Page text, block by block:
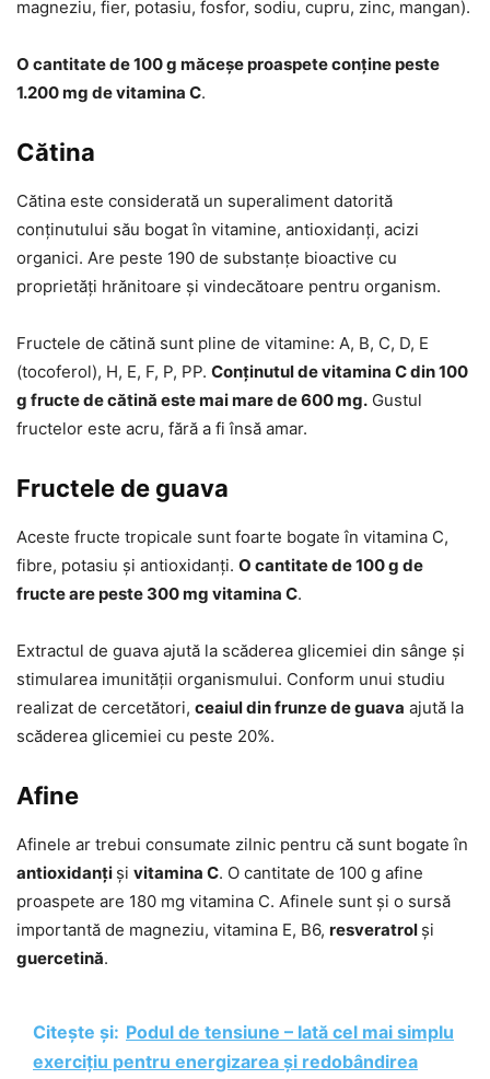
magneziu, fier, potasiu, fosfor, sodiu, cupru, zinc, mangan).
O cantitate de 100 g măceșe proaspete conține peste
1.200 mg de vitamina C.
Cătina
Cătina este considerată un superaliment datorită
conținutului său bogat în vitamine, antioxidanți, acizi
organici. Are peste 190 de substanțe bioactive cu
proprietăți hrănitoare și vindecătoare pentru organism.
Fructele de cătină sunt pline de vitamine: A, B, C, D, E
(tocoferol), H, E, F, P, PP. Conținutul de vitamina C din 100
g fructe de cătină este mai mare de 600 mg. Gustul
fructelor este acru, fără a fi însă amar.
Fructele de guava
Aceste fructe tropicale sunt foarte bogate în vitamina C,
fibre, potasiu și antioxidanți. O cantitate de 100 g de
fructe are peste 300 mg vitamina C.
Extractul de guava ajută la scăderea glicemiei din sânge și
stimularea imunității organismului. Conform unui studiu
realizat de cercetători, ceaiul din frunze de guava ajută la
scăderea glicemiei cu peste 20%.
Afine
Afinele ar trebui consumate zilnic pentru că sunt bogate în
antioxidanți și vitamina C. O cantitate de 100 g afine
proaspete are 180 mg vitamina C. Afinele sunt și o sursă
importantă de magneziu, vitamina E, B6, resveratrol și
guercetină.
Citește și: Podul de tensiune – Iată cel mai simplu
exercițiu pentru energizarea și redobândirea